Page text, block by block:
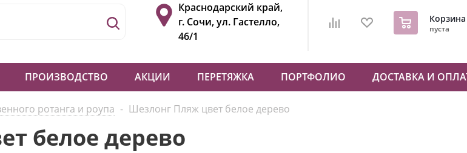
Краснодарский край,
г. Сочи, ул. Гастелло,
46/1
0 Корзина
пуста
ПРОИЗВОДСТВО АКЦИИ ПЕРЕТЯЖКА ПОРТФОЛИО ДОСТАВКА И
ротанга и роупа - Шезлонг Пляж цвет белое дерево
белое дерево